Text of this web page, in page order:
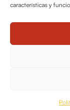
características y
Política de cookies
Política
©